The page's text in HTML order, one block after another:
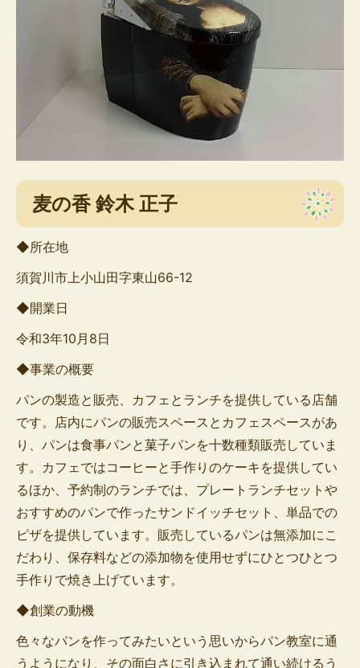
麦の香 鈴木 正子
◆所在地
須賀川市上小山田字東山66-12
◆開業日
令和3年10月8日
◆事業の概要
パンの製造と販売、カフェとランチを提供している店舗
です。店内にパンの販売スペースとカフェスペースがあ
り、パンは食事パンと菓子パンを十数種類販売していま
す。カフェではコーヒーと手作りのケーキを提供してい
るほか、予約制のランチでは、プレートランチセットや
おすすめのパンで作ったサンドイッチセット、単品での
ピザを提供しています。販売しているパンは無添加にこ
だわり、保存料などの添加物を使用せずにひとつひとつ
手作りで焼き上げています。
◆創業の動機
色々なパンを作ってみたいという思いからパン教室に通
うようになり、その面白さに引き込まれて通い続けるう